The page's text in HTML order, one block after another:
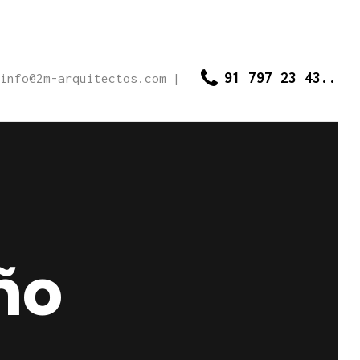
info@2m-arquitectos.com | 91 797 23 43..